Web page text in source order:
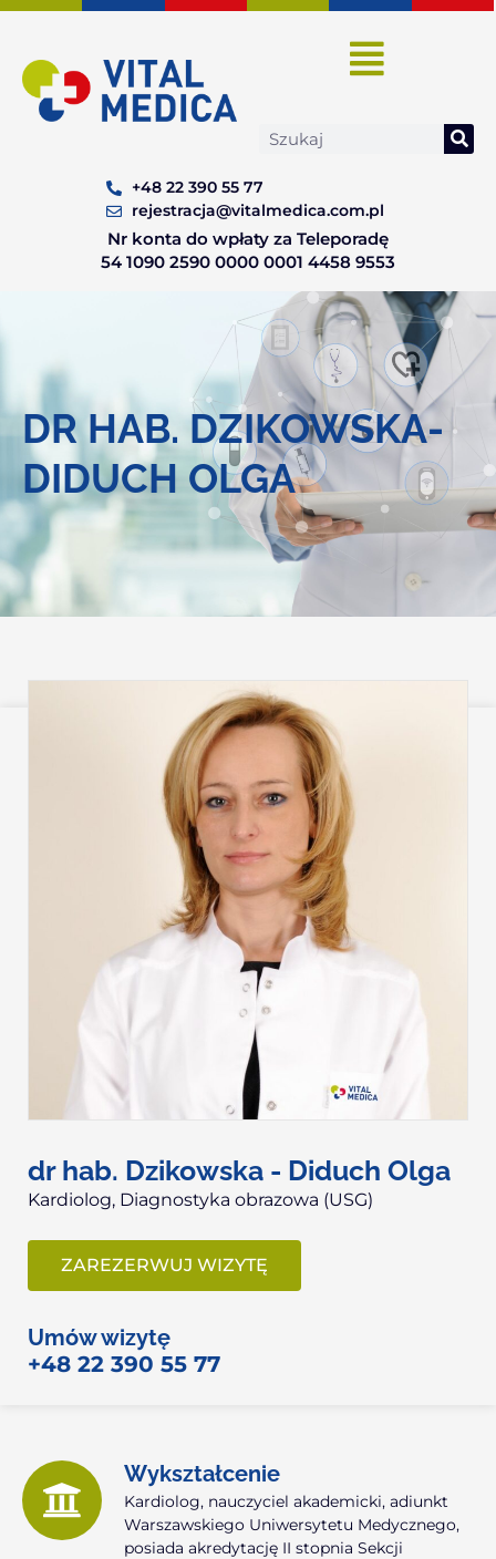
Skip
content
Search
+48 22 390 55 77
rejestracja@vitalmedica.com.pl
Nr konta do wpłaty za Teleporadę
54 1090 2590 0000 0001 4458 9553
DR HAB. DZIKOWSKA-
DIDUCH OLGA
dr hab. Dzikowska - Diduch Olga
Kardiolog, Diagnostyka obrazowa (USG)
ZAREZERWUJ WIZYTĘ
Umów wizytę
+48 22 390 55 77
Wykształcenie
Kardiolog, nauczyciel akademicki, adiunkt
Warszawskiego Uniwersytetu Medycznego,
posiada akredytację II stopnia Sekcji